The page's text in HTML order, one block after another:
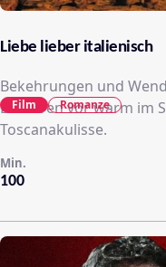
Liebe lieber italienisch
Bekehrungen und
Besseren vor warm im
Toscanakulisse.
100
Min.
Film Romanze